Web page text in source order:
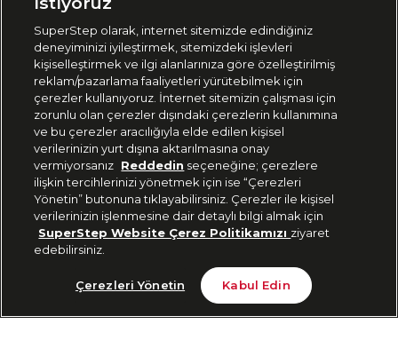
Tükendi
444 37 36
Uygulamadan Takip Edin
Bizi Takip Edin
SuperStep olarak, internet sitemizde edindiğiniz
deneyiminizi iyileştirmek, sitemizdeki işlevleri
kişiselleştirmek ve ilgi alanlarınıza göre özelleştirilmiş
reklam/pazarlama faaliyetleri yürütebilmek için
çerezler kullanıyoruz. İnternet sitemizin çalışması için
zorunlu olan çerezler dışındaki çerezlerin kullanımına
ve bu çerezler aracılığıyla elde edilen kişisel
verilerinizin yurt dışına aktarılmasına onay
vermiyorsanız Reddedin seçeneğine; çerezlere
ilişkin tercihlerinizi yönetmek için ise “Çerezleri
Yönetin” butonuna tıklayabilirsiniz. Çerezler ile kişisel
verilerinizin işlenmesine dair detaylı bilgi almak için
SuperStep Website Çerez Politikamızı ziyaret
edebilirsiniz.
Çerezleri Yönetin Kabul Edin